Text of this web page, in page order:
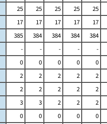
25 25 25 25 25
17 17 17 17 17
385 384 384 384 384
- - - - -
0 0 0 0 0
2 2 2 2 2
2 2 2 2 2
3 3 2 2 2
0 0 0 0 0